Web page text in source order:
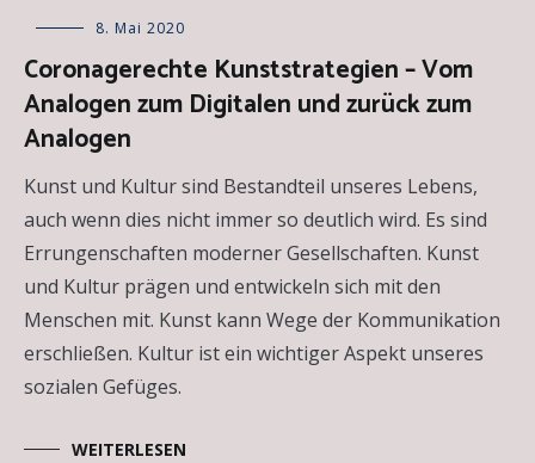
Allgemein8. Mai 2020
Coronagerechte Kunststrategien – Vom
Analogen zum Digitalen und zurück zum
Analogen
Kunst und Kultur sind Bestandteil unseres Lebens,
auch wenn dies nicht immer so deutlich wird. Es sind
Errungenschaften moderner Gesellschaften. Kunst
und Kultur prägen und entwickeln sich mit den
Menschen mit. Kunst kann Wege der Kommunikation
erschließen. Kultur ist ein wichtiger Aspekt unseres
sozialen Gefüges.
WEITERLESEN